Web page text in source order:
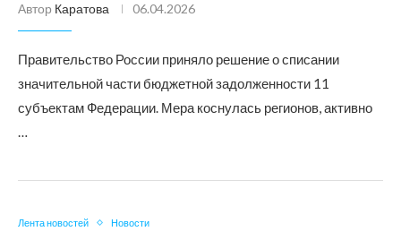
Автор Каратова 06.04.2026
Правительство России приняло решение о списании
значительной части бюджетной задолженности 11
субъектам Федерации. Мера коснулась регионов, активно
…
Лента новостей Новости